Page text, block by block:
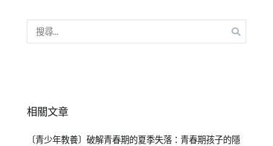
相關文章
〔青少年教養〕破解青春期的夏季失落：青春期孩子的隱